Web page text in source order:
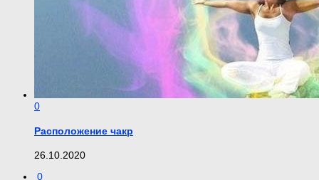
0
Расположение чакр
26.10.2020
0